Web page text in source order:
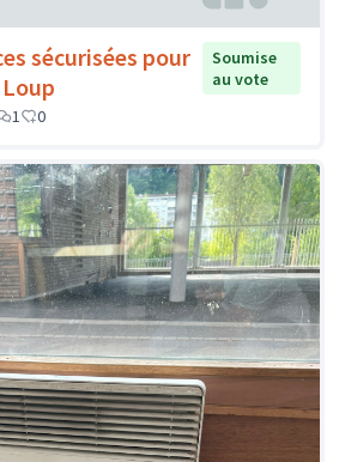
sécurisées pour
Soumise
au vote
1 0